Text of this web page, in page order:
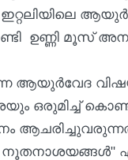
ഉണ്ണി മൂസ്
ഒരുമിച്ച്
നൂതനാശയങ്ങൾ"